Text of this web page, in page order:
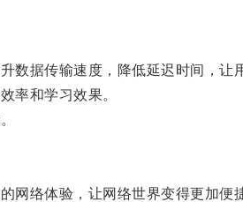
据传输速度，降低延迟时间，让
率和学习效果。
络体验，让网络世界变得更加便